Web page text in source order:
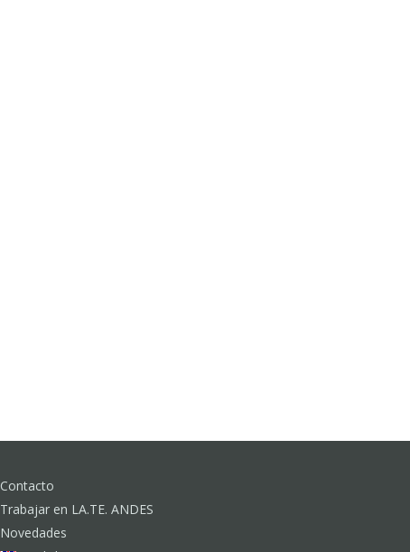
Contacto
Trabajar en LA.TE. ANDES
Novedades